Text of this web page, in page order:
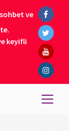
ve
keyifli